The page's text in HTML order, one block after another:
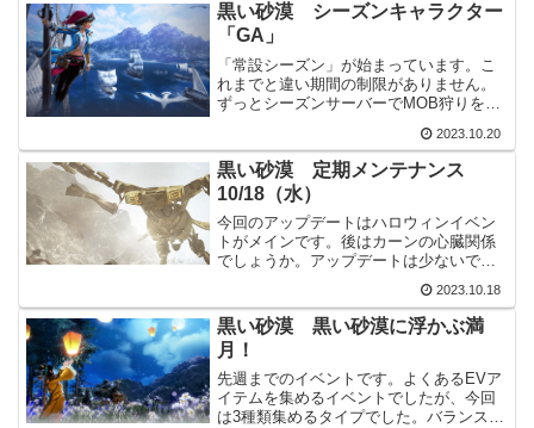
黒い砂漠 シーズンキャラクター
「GA」
「常設シーズン」が始まっています。こ
れまでと違い期間の制限がありません。
ずっとシーズンサーバーでMOB狩りを行
要はあまりありません。いつでもシーズ
ンキャラクターを作成出来る事が一番の
メリットだと思います。...
2023.10.20
黒い砂漠 定期メンテナンス
10/18（水）
今回のアップデートはハロウィンイベン
トがメインです。後はカーンの心臓関係
でしょうか。アップデートは少ないです
が、お祭り感は出てきました。主要アッ
プデートキャラクター自由決闘場のスキ
ル教官（初級/中級/上級段階で訓練を進行
できるように改善）各...
2023.10.18
黒い砂漠 黒い砂漠に浮かぶ満
月！
先週までのイベントです。よくあるEVア
イテムを集めるイベントでしたが、今回
は3種類集めるタイプでした。バランスよ